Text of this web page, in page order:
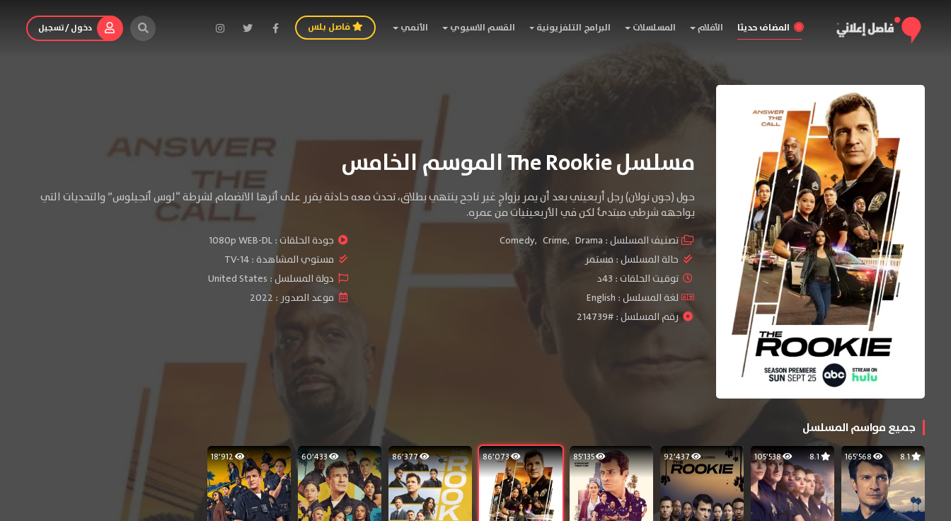
المضاف حديثا الأفلام المسلسلات البرامج التلفزيونية القسم الاسيوي الأنمي فاصل بلس دخول / تسجيل
مسلسل The Rookie الموسم الخامس
حول (جون نولان) رجل أربعيني بعد أن يمر بزواجٍ غير ناجح ينتهي بطلاق، تحدث معه حادثة يقرر على أثرها الانضمام لشرطة “لوس أنجيلوس” والتحديات التي
يواجهه شرطي مبتدئ لكن في الأربعينيات من عمره.
تصنيف المسلسل : Comedy, Crime, Drama جودة الحلقات :1080p WEB-DL
حالة المسلسل :مستمر مستوي المشاهدة :TV-14
توقيت الحلقات : 43د
دولة المسلسل : United States
لغة المسلسل : English
موعد الصدور : 2022
رقم المسلسل : #214739
جميع مواسم المسلسل
8.1 165٬568 8.1 105٬538 92٬437 85٬135 86٬073 86٬377 60٬433 18٬912